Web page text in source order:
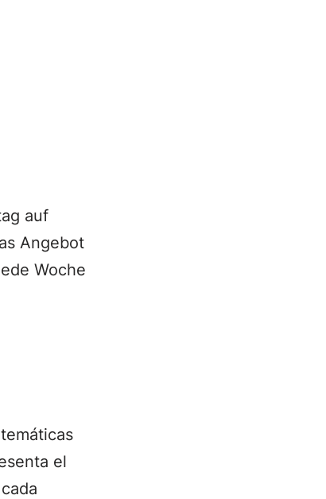
auf
Angebot
Woche
el